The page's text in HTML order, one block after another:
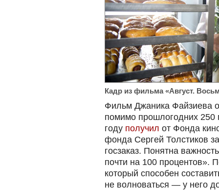
Кадр из фильма «Август.
Фильм Джаника Файзиева о
помимо прошлогодних 250
году получил от Фонда
фонда Сергей Толстиков
госзаказ. Понятна
почти на 100 процентов».
который способен
не волноваться — у него